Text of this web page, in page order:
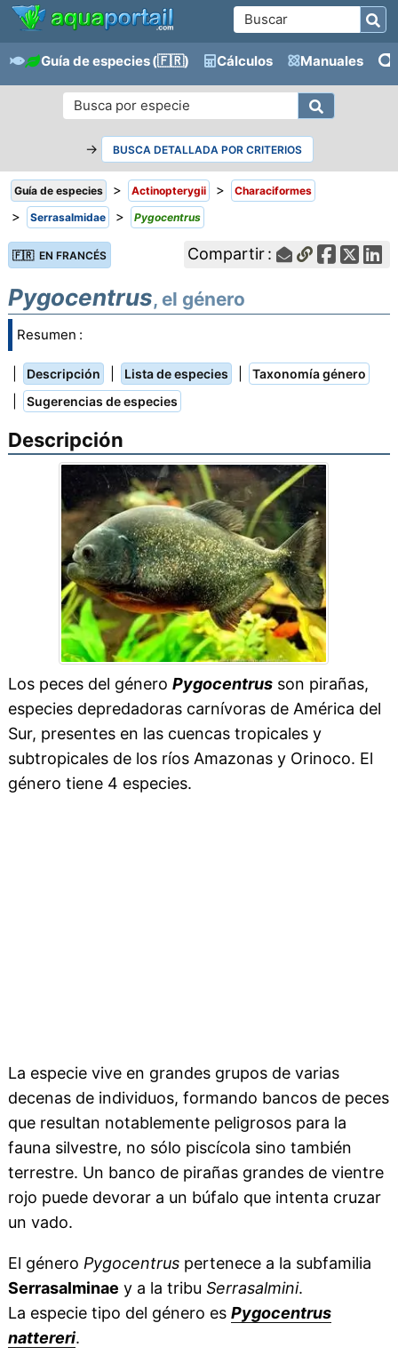
Guía de especies(🇫🇷) Cálculos Manuales
→ BUSCA DETALLADA POR CRITERIOS
Guía de especies > Actinopterygii > Characiformes
> Serrasalmidae > Pygocentrus
🇫🇷 EN FRANCÉS Compartir :
Pygocentrus, el género
Resumen :
Descripción Lista de especies Taxonomía género
Sugerencias de especies
Descripción
Los peces del género Pygocentrusson pirañas,
especies depredadoras carnívoras de América del
Sur, presentes en las cuencas tropicales y
subtropicales de los ríos Amazonas y Orinoco. El
género tiene 4 especies.
La especie vive en grandes grupos de varias
decenas de individuos, formando bancos de peces
que resultan notablemente peligrosos para la
fauna silvestre, no sólo piscícola sino también
terrestre. Un banco de pirañas grandes de vientre
rojo puede devorar a un búfalo que intenta cruzar
un vado.
El género Pygocentruspertenece a la subfamilia
Serrasalminae y a la tribu Serrasalmini.
La especie tipo del género es Pygocentrus
nattereri.